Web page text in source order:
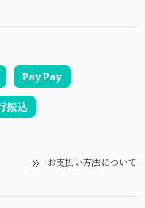
PayPay
振込
お支払い方法について